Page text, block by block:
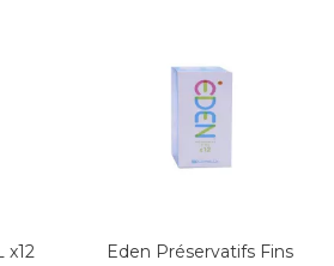
x12
Eden Préservatifs Fins